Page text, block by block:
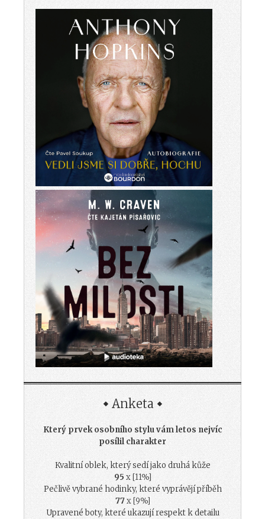
Anketa
Který prvek osobního stylu vám letos nejvíc
posílil charakter
Kvalitní oblek, který sedí jako druhá kůže
95 x [11%]
Pečlivě vybrané hodinky, které vyprávějí příběh
77x [9%]
Upravené boty, které ukazují respekt k detailu